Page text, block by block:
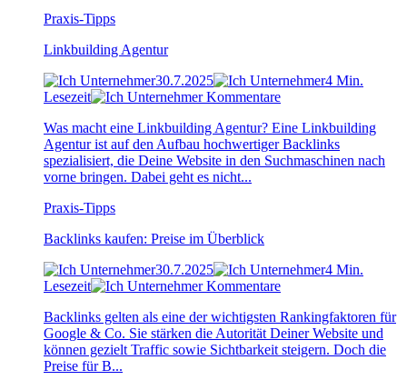
Praxis-Tipps
Linkbuilding Agentur
30.7.2025
4 Min.
Lesezeit
Kommentare
Was macht eine Linkbuilding Agentur? Eine Linkbuilding
Agentur ist auf den Aufbau hochwertiger Backlinks
spezialisiert, die Deine Website in den Suchmaschinen nach
vorne bringen. Dabei geht es nicht...
Praxis-Tipps
Backlinks kaufen: Preise im Überblick
30.7.2025
4 Min.
Lesezeit
Kommentare
Backlinks gelten als eine der wichtigsten Rankingfaktoren für
Google & Co. Sie stärken die Autorität Deiner Website und
können gezielt Traffic sowie Sichtbarkeit steigern. Doch die
Preise für B...